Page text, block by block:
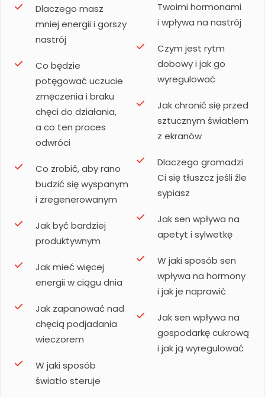
Dlaczego masz
mniej energii i gorszy
nastrój
Co będzie
potęgować uczucie
zmęczenia i braku
chęci do działania,
a co ten proces
odwróci
Co zrobić, aby rano
budzić się wyspanym
i zregenerowanym
Jak być bardziej
produktywnym
Jak mieć więcej
energii w ciągu dnia
Jak zapanować nad
chęcią podjadania
wieczorem
W jaki sposób
światło steruje
Twoimi hormonami
i wpływa na nastrój
Czym jest rytm
dobowy i jak go
wyregulować
Jak chronić się przed
sztucznym światłem
z ekranów
Dlaczego gromadzi
Ci się tłuszcz jeśli źle
sypiasz
Jak sen wpływa na
apetyt i sylwetkę
W jaki sposób sen
wpływa na hormony
i jak je naprawić
Jak sen wpływa na
gospodarkę cukrową
i jak ją wyregulować